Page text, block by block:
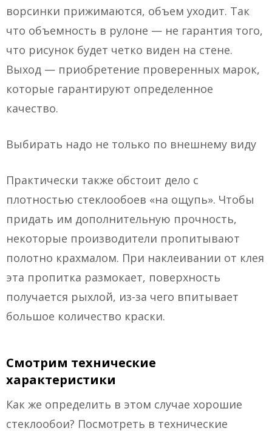
ворсинки прижимаются, объем уходит. Так
что объемность в рулоне — не гарантия того,
что рисунок будет четко виден на стене.
Выход — приобретение проверенных марок,
которые гарантируют определенное
качество.
Выбирать надо не только по внешнему виду
Практически также обстоит дело с
плотностью стеклообоев «на ощупь». Чтобы
придать им дополнительную прочность,
некоторые производители пропитывают
полотно крахмалом. При наклеивании от клея
эта пропитка размокает, поверхность
получается рыхлой, из-за чего впитывает
большое количество краски.
Смотрим технические
характеристики
Как же определить в этом случае хорошие
стеклообои? Посмотреть в технические